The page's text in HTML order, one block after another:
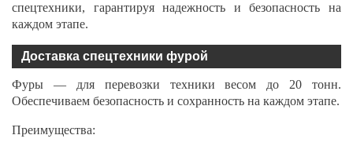
спецтехники, гарантируя надежность и безопасность на
каждом этапе.
Доставка спецтехники фурой
Фуры — для перевозки техники весом до 20 тонн.
Обеспечиваем безопасность и сохранность на каждом этапе.
Преимущества: